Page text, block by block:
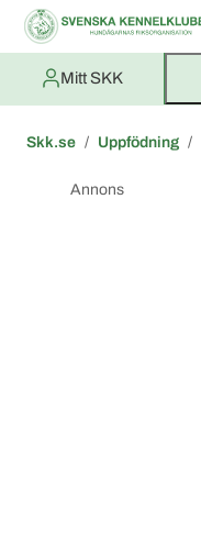
Mitt SKK
Skk.se Uppfödning
Annons